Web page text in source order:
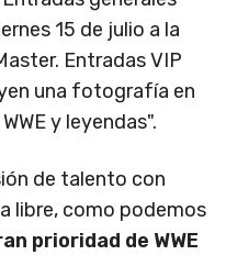
15 de julio a la
Entradas VIP
una fotografía en
y leyendas".
de talento con
libre, como podemos
prioridad de WWE